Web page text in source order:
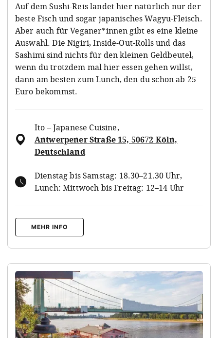
Auf dem Sushi-Reis landet hier natürlich nur der
beste Fisch und sogar japanisches Wagyu-Fleisch.
Aber auch für Veganer*innen gibt es eine kleine
Auswahl. Die Nigiri, Inside-Out-Rolls und das
Sashimi sind nichts für den kleinen Geldbeutel,
wenn du trotzdem mal hier essen gehen willst,
dann am besten zum Lunch, den du schon ab 25
Euro bekommst.
Ito – Japanese Cuisine,
Antwerpener Straße 15, 50672 Köln,
Deutschland
Dienstag bis Samstag: 18.30–21.30 Uhr,
Lunch: Mittwoch bis Freitag: 12–14 Uhr
MEHR INFO